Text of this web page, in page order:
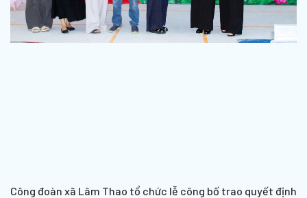
Công đoàn xã Lâm Thao tổ chức lễ công bố trao quyết định